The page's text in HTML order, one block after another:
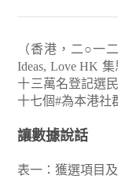
（香港，二○一
Ideas, Love HK
十三萬名登記選
十七個#為本港社
讓數據說話
表一：獲選項目